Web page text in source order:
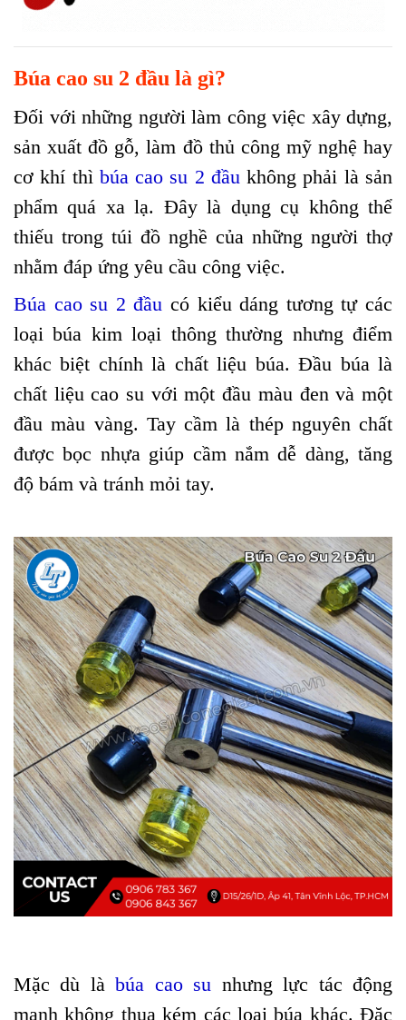
Búa cao su 2 đầu là gì?
Đối với những người làm công việc xây dựng,
sản xuất đồ gỗ, làm đồ thủ công mỹ nghệ hay
cơ khí thì búa cao su 2 đầukhông phải là sản
phẩm quá xa lạ. Đây là dụng cụ không thể
thiếu trong túi đồ nghề của những người thợ
nhằm đáp ứng yêu cầu công việc.
Búa cao su 2 đầu có kiểu dáng tương tự các
loại búa kim loại thông thường nhưng điểm
khác biệt chính là chất liệu búa. Đầu búa là
chất liệu cao su với một đầu màu đen và một
đầu màu vàng. Tay cầm là thép nguyên chất
được bọc nhựa giúp cầm nắm dễ dàng, tăng
độ bám và tránh mỏi tay.
Mặc dù làbúa cao su nhưng lực tác động
mạnh không thua kém các loại búa khác. Đặc